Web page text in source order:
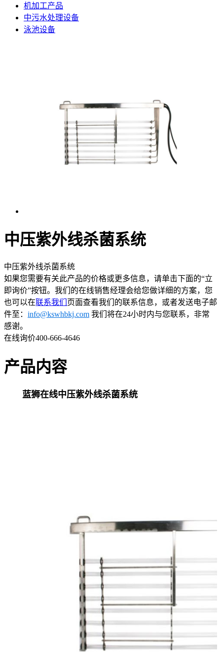
机加工产品
中污水处理设备
泳池设备
中压紫外线杀菌系统
中压紫外线杀菌系统
如果您需要有关此产品的价格或更多信息，请单击下面的“立
即询价”按钮。我们的在线销售经理会给您做详细的方案，您
也可以在联系我们 页面查看我们的联系信息，或者发送电子邮
件至： info@kswhbkj.com 我们将在24小时内与您联系，非常
感谢。
在线询价400-666-4646
产品内容
蓝狮在线中压紫外线杀菌系统